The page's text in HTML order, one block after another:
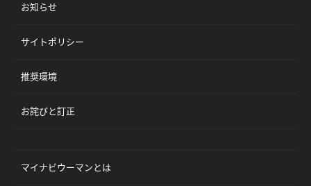
お知らせ
サイトポリシー
推奨環境
お詫びと訂正
マイナビウーマンとは